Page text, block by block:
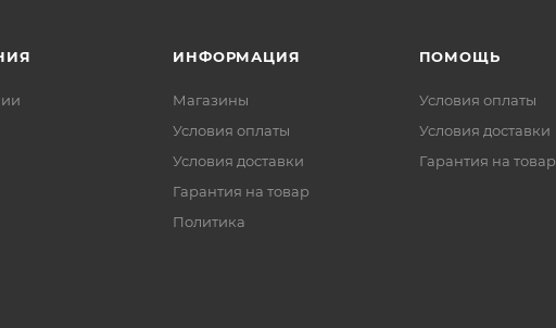
ИНФОРМАЦИЯ
Магазины
Условия оплаты
Условия доставки
Гарантия на товар
Политика
ПОМОЩЬ
Условия оплаты
Условия доставки
Гарантия на товар